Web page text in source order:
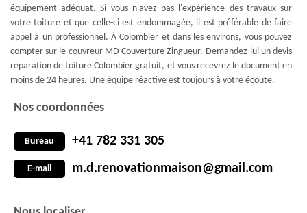
équipement adéquat. Si vous n'avez pas l'expérience des travaux sur
votre toiture et que celle-ci est endommagée, il est préférable de faire
appel à un professionnel. À Colombier et dans les environs, vous pouvez
compter sur le couvreur MD Couverture Zingueur. Demandez-lui un devis
réparation de toiture Colombier gratuit, et vous recevrez le document en
moins de 24 heures. Une équipe réactive est toujours à votre écoute.
Nos coordonnées
Bureau +41 782 331 305
E-mail m.d.renovationmaison@gmail.com